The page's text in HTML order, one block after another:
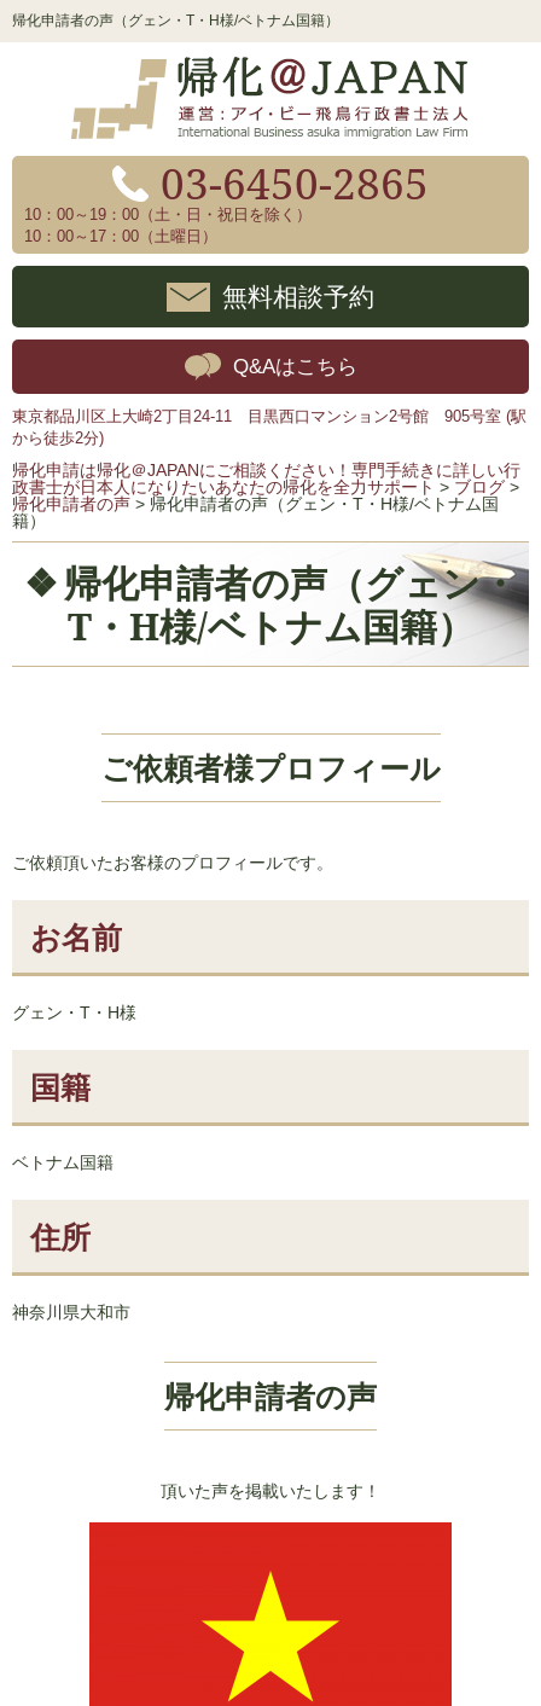
帰化申請者の声（グェン・T・H様/ベトナム国籍）
03-6450-2865
10：00～19：00（土・日・祝日を除く）
10：00～17：00（土曜日）
無料相談予約
Q&Aはこちら
東京都品川区上大崎2丁目24-11 目黒西口マンション2号館 905号室 (駅
から徒歩2分)
帰化申請は帰化＠JAPANにご相談ください！専門手続きに詳しい行
政書士が日本人になりたいあなたの帰化を全力サポート > ブログ >
帰化申請者の声 > 帰化申請者の声（グェン・T・H様/ベトナム国
籍）
帰化申請者の声（グェン・
T・H様/ベトナム国籍）
ご依頼者様プロフィール
ご依頼頂いたお客様のプロフィールです。
お名前
グェン・T・H様
国籍
ベトナム国籍
住所
神奈川県大和市
帰化申請者の声
頂いた声を掲載いたします！